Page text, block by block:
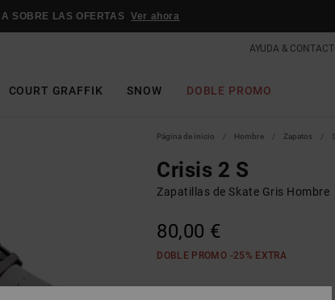
SOBRE LAS OFERTAS Ver ahora
AYUDA &
COURT GRAFFIK SNOW DOBLE PROMO
Página de inicio Hombre Zapatos
Crisis 2 S
Zapatillas de Skate Gris Hombre
80,00 €
DOBLE PROMO -25% EXTRA